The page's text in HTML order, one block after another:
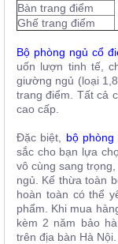
Bàn trang điểm
Ghế trang điểm
Bộ phòng ngủ cổ
uốn lượn tinh tế,
giường ngủ (loại
trang điểm. Tất cả
cao cấp.
Đặc biệt, bộ
sắc cho bạn lựa
vô cùng sang
ngủ. Kế thừa toàn
hoàn toàn có thể
phẩm. Khi mua
kèm 2 năm bảo
trên địa bàn Hà Nội.